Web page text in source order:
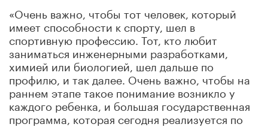
«Очень важно, чтобы тот человек, который
имеет способности к спорту, шел в
спортивную профессию. Тот, кто любит
заниматься инженерными разработками,
химией или биологией, шел дальше по
профилю, и так далее. Очень важно, чтобы на
раннем этапе такое понимание возникло у
каждого ребенка, и большая государственная
программа, которая сегодня реализуется по